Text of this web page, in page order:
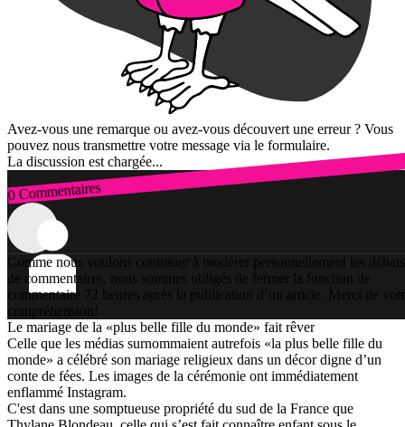
Avez-vous une remarque ou avez-vous découvert une erreur ? Vous
pouvez nous transmettre votre message via le formulaire.
La discussion est chargée...
0 Commentaires
Connexion
Comme nous voulons continuer à modérer personnellement les débats
de commentaires, nous sommes obligés de fermer la fonction de
commentaire 72 heures après la publication d’un article. Merci de
compréhension!
Le mariage de la «plus belle fille du monde» fait rêver
Celle que les médias surnommaient autrefois «la plus belle fille du
monde» a célébré son mariage religieux dans un décor digne d’un
conte de fées. Les images de la cérémonie ont immédiatement
enflammé Instagram.
C'est dans une somptueuse propriété du sud de la France que